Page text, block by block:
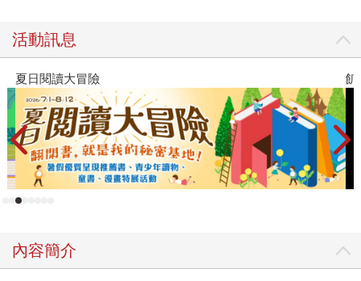
搭上車是可以換後面的相同等級車次，但是無座票。」 「爸
「遇事先別緊張，冷靜點想好該怎麼辦。如果爸爸媽媽不在
身邊，你長大了要懂得如何向四周的人求助。 爸爸教你怎麼
用台鐵APP買票，怎麼自己第一次操作就失誤了。 同學沒說
什麼吧 所以說要養成24小時制的習慣。用上午下午的容易弄
錯。 我以為你會了，但其實你還不懂。。」 「同學沒有說什
麼，我們很歡樂的大笑，我覺得糗而已。」 「那你要安心睡
覺可能就沒辦法了，上車先找位置坐。有人來趕就還給人
活動訊息
冒險 飢餓遊戲前
內容簡介